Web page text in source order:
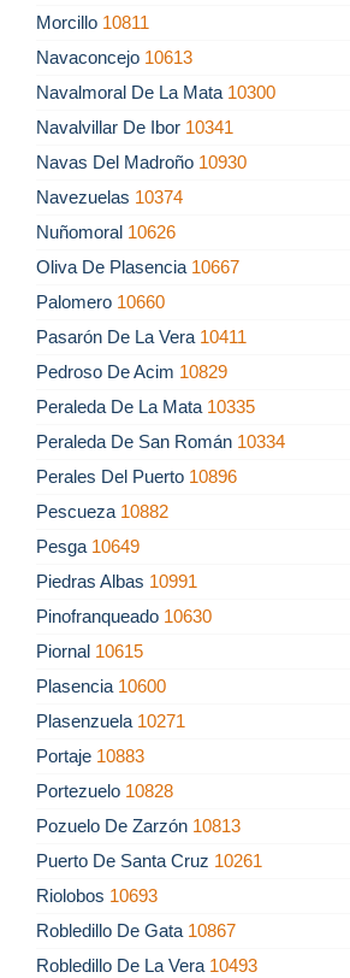
Morcillo 10811
Navaconcejo 10613
Navalmoral De La Mata 10300
Navalvillar De Ibor 10341
Navas Del Madroño 10930
Navezuelas 10374
Nuñomoral 10626
Oliva De Plasencia 10667
Palomero 10660
Pasarón De La Vera 10411
Pedroso De Acim 10829
Peraleda De La Mata 10335
Peraleda De San Román 10334
Perales Del Puerto 10896
Pescueza 10882
Pesga 10649
Piedras Albas 10991
Pinofranqueado 10630
Piornal 10615
Plasencia 10600
Plasenzuela 10271
Portaje 10883
Portezuelo 10828
Pozuelo De Zarzón 10813
Puerto De Santa Cruz 10261
Riolobos 10693
Robledillo De Gata 10867
Robledillo De La Vera 10493